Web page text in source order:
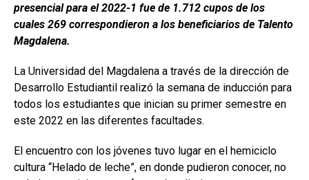
presencial para el 2022-1 fue de 1.712 cupos de los
cuales 269 correspondieron a los beneficiarios de Talento
Magdalena.
La Universidad del Magdalena a través de la dirección de
Desarrollo Estudiantil realizó la semana de inducción para
todos los estudiantes que inician su primer semestre en
este 2022 en las diferentes facultades.
El encuentro con los jóvenes tuvo lugar en el hemiciclo
cultura “Helado de leche”, en donde pudieron conocer, no